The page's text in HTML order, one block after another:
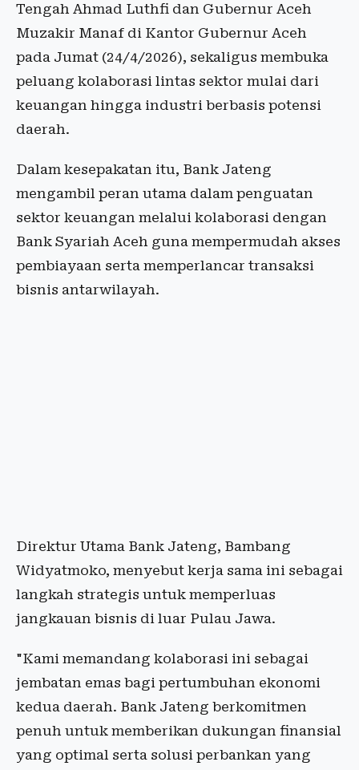
Tengah Ahmad Luthfi dan Gubernur Aceh
Muzakir Manaf di Kantor Gubernur Aceh
pada Jumat (24/4/2026), sekaligus membuka
peluang kolaborasi lintas sektor mulai dari
keuangan hingga industri berbasis potensi
daerah.
Dalam kesepakatan itu, Bank Jateng
mengambil peran utama dalam penguatan
sektor keuangan melalui kolaborasi dengan
Bank Syariah Aceh guna mempermudah akses
pembiayaan serta memperlancar transaksi
bisnis antarwilayah.
Direktur Utama Bank Jateng, Bambang
Widyatmoko, menyebut kerja sama ini sebagai
langkah strategis untuk memperluas
jangkauan bisnis di luar Pulau Jawa.
"Kami memandang kolaborasi ini sebagai
jembatan emas bagi pertumbuhan ekonomi
kedua daerah. Bank Jateng berkomitmen
penuh untuk memberikan dukungan finansial
yang optimal serta solusi perbankan yang